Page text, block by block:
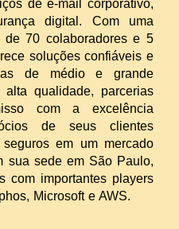
de e-mail corporativo,
digital. Com uma
70 colaboradores e 5
soluções confiáveis e
de médio e grande
qualidade, parcerias
com a excelência
de seus clientes
em um mercado
sua sede em São Paulo,
com importantes players
Microsoft e AWS.